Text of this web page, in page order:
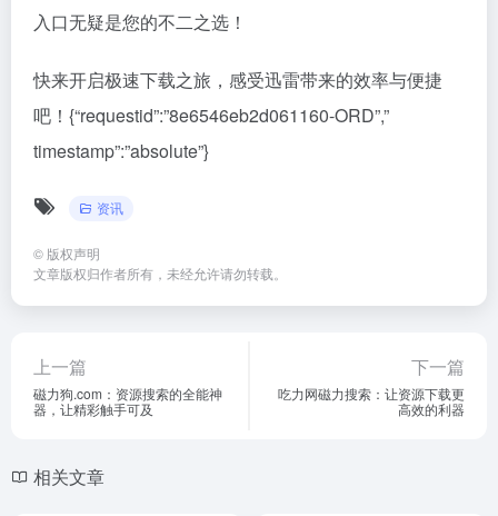
入口无疑是您的不二之选！
快来开启极速下载之旅，感受迅雷带来的效率与便捷
吧！{“requestid”:”8e6546eb2d061160-ORD”,”
timestamp”:”absolute”}
资讯
© 版权声明
文章版权归作者所有，未经允许请勿转载。
上一篇
磁力狗.com：资源搜索的全能神
器，让精彩触手可及
下一篇
吃力网磁力搜索：让资源下载更
高效的利器
相关文章